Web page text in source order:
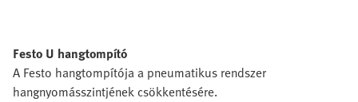
Festo U hangtompító
A Festo hangtompítója a pneumatikus rendszer
hangnyomásszintjének csökkentésére.